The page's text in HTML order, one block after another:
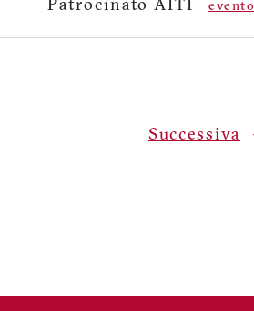
Patrocinato AITI
evento
Next
Successiva